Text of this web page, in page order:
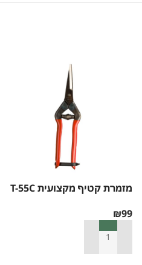
מזמרת קטיף מקצועית T-55C
₪99
הוספה לסל